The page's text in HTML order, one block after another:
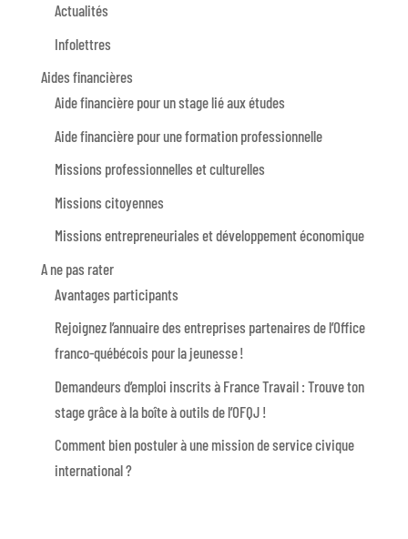
Actualités
Infolettres
Aides financières
Aide financière pour un stage lié aux études
Aide financière pour une formation professionnelle
Missions professionnelles et culturelles
Missions citoyennes
Missions entrepreneuriales et développement économique
A ne pas rater
Avantages participants
Rejoignez l’annuaire des entreprises partenaires de l’Office
franco-québécois pour la jeunesse !
Demandeurs d’emploi inscrits à France Travail : Trouve ton
stage grâce à la boîte à outils de l’OFQJ !
Comment bien postuler à une mission de service civique
international ?